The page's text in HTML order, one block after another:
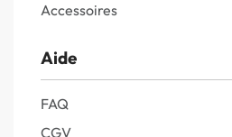
Accessoires
Aide
FAQ
CGV